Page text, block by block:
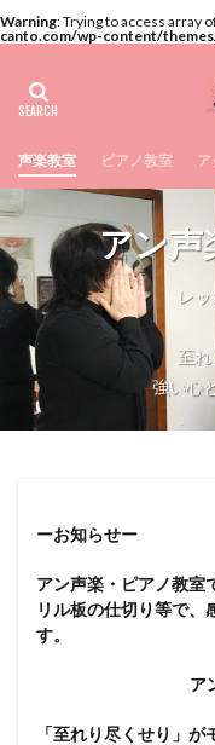
Warning: Trying to access array
canto.com/wp-content/
声楽教室 ピアノ教室 ア
アン声
レ
至
強い心
ーお知らせー
アン声楽・ピアノ教室
リル板の仕切り等で、
す。
ア
「至れり尽くせり」が